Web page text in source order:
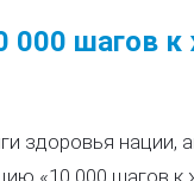
000 шагов
здоровья нации,
«10 000 шагов к